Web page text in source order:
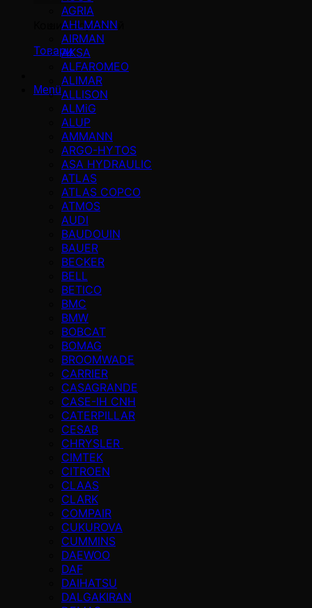
Кошик порожній
Товари
Menü
AGRIA
AHLMANN
AIRMAN
AKSA
ALFAROMEO
ALIMAR
ALLISON
ALMiG
ALUP
AMMANN
ARGO-HYTOS
ASA HYDRAULIC
ATLAS
ATLAS COPCO
ATMOS
AUDI
BAUDOUIN
BAUER
BECKER
BELL
BETICO
BMC
BMW
BOBCAT
BOMAG
BROOMWADE
CARRIER
CASAGRANDE
CASE-IH CNH
CATERPILLAR
CESAB
CHRYSLER
CIMTEK
CITROEN
CLAAS
CLARK
COMPAIR
CUKUROVA
CUMMINS
DAEWOO
DAF
DAIHATSU
DALGAKIRAN